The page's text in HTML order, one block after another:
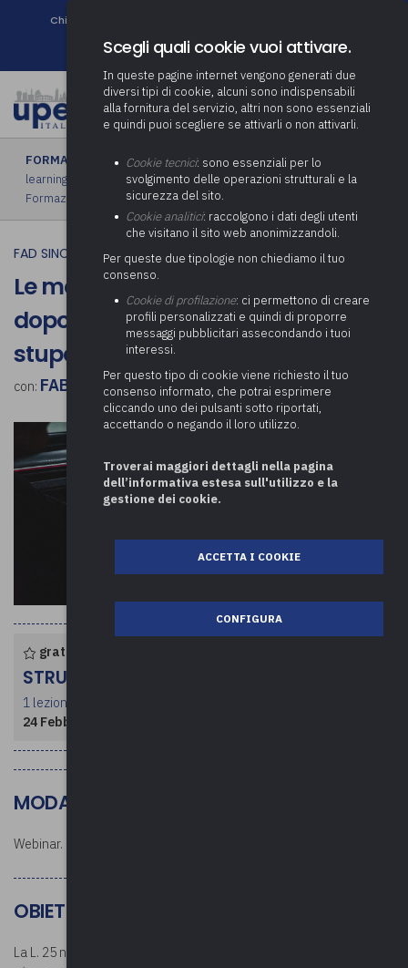
Chi siamo
Newsletter
FORMAZIONE ›FAD sincrona (in diretta)|FAD asincrona (e-
learning)
Formazione obbligatoria|Formazione in aula|
Formazione in house|Piano formativo gratuito associati
FAD SINCRONA (IN DIRETTA)
Le modifiche in materia di guida
dopo l’assunzione di sostanze
stupefacenti
con: FABIO PICCIONI
gratuito per enti associati
STRUTTURA CORSO
1 lezione per un totale di 2 ore
24 Febbraio 2025
MODALITÀ DI SVOLGIMENTO
Webinar.
OBIETTIVI
La L. 25 novembre 2024 n. 177, recante
Scegli quali cookie vuoi attivare.
In queste pagine internet vengono generati due
diversi tipi di cookie, alcuni sono indispensabili
alla fornitura del servizio, altri non sono essenziali
e quindi puoi scegliere se attivarli o non attivarli.
Cookie tecnici: sono essenziali per lo
svolgimento delle operazioni strutturali e la
sicurezza del sito.
Cookie analitici: raccolgono i dati degli utenti
che visitano il sito web anonimizzandoli.
Per queste due tipologie non chiediamo il tuo
consenso.
Cookie di profilazione: ci permettono di creare
profili personalizzati e quindi di proporre
messaggi pubblicitari assecondando i tuoi
interessi.
Per questo tipo di cookie viene richiesto il tuo
consenso informato, che potrai esprimere
cliccando uno dei pulsanti sotto riportati,
accettando o negando il loro utilizzo.
Troverai maggiori dettagli nella pagina
dell’informativa estesa sull'utilizzo e la
gestione dei cookie.
ACCETTA I COOKIE
CONFIGURA